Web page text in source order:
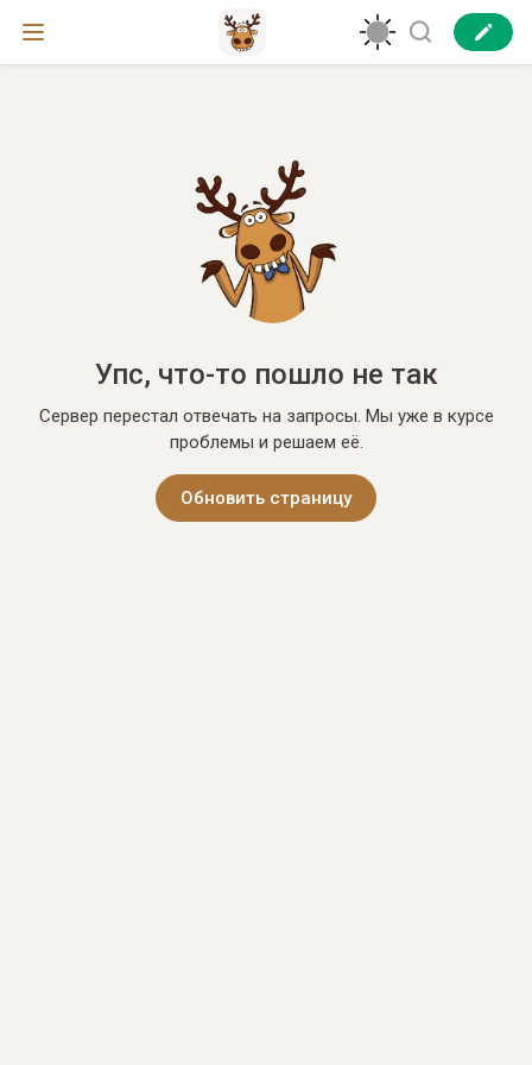
Упс, что-то пошло не так
Сервер перестал отвечать на запросы. Мы уже в курсе
проблемы и решаем её.
Обновить страницу